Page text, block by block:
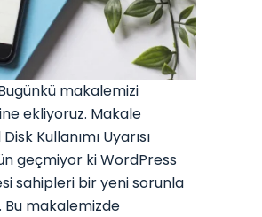
makalemizi
ekliyoruz. Makale
Kullanımı Uyarısı
geçmiyor ki WordPress
sahipleri bir yeni sorunla
Bu makalemizde